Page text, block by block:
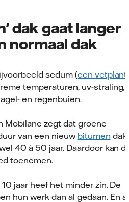
dak gaat langer
normaal dak
sedum (een vetplant
temperaturen, uv-straling,
en regenbuien.
Mobilane zegt dat groene
van een nieuw bitumen dak
40 à 50 jaar. Daardoor kan
toenemen.
jaar heef het minder zin. De
hun werk dan al gedaan. En